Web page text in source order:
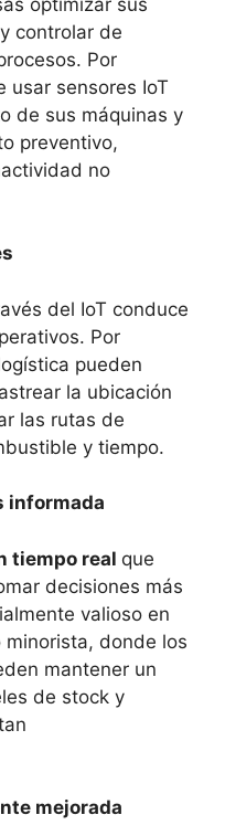
controlar de
Por
usar sensores IoT
de sus máquinas y
preventivo,
no
del IoT conduce
Por
pueden
la ubicación
las rutas de
y tiempo.
informada
tiempo real que
decisiones más
valioso en
minorista, donde los
mantener un
de stock y
mejorada